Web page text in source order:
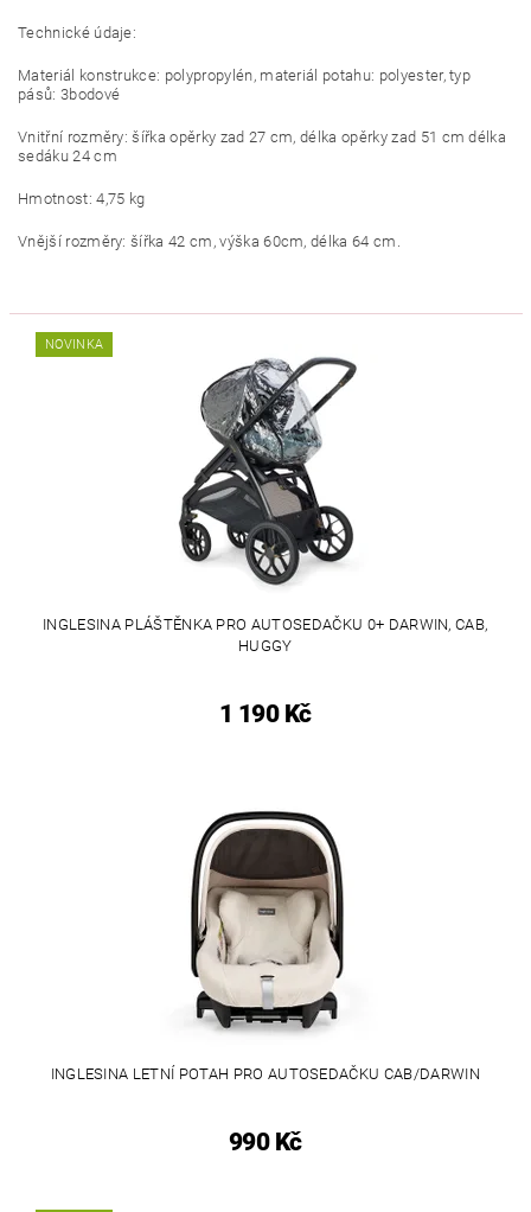
Technické údaje:
Materiál konstrukce: polypropylén, materiál potahu: polyester, typ
pásů: 3bodové
Vnitřní rozměry: šířka opěrky zad 27 cm, délka opěrky zad 51 cm délka
sedáku 24 cm
Hmotnost: 4,75 kg
Vnější rozměry: šířka 42 cm, výška 60cm, délka 64 cm.
NOVINKA
INGLESINA PLÁŠTĚNKA PRO AUTOSEDAČKU 0+ DARWIN, CAB,
HUGGY
1 190 Kč
INGLESINA LETNÍ POTAH PRO AUTOSEDAČKU CAB/DARWIN
990 Kč